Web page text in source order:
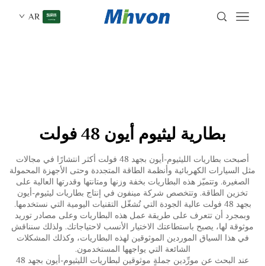
AR
بطارية ليثيوم أيون 48 فولت
أصبحت بطاريات الليثيوم-أيون بجهد 48 فولت أكثر انتشارًا في مجالات
مثل السيارات الكهربائية وأنظمة الطاقة المتجددة وحتى الأجهزة المحمولة
الصغيرة. وتتميّز هذه البطاريات بخفة وزنها ومتانتها وقدرتها العالية على
تخزين الطاقة. وتتخصص شركة مينفون في إنتاج بطاريات ليثيوم-أيون
بجهد 48 فولت عالية الجودة التي تُشغّل التقنيات اليومية التي نستخدمها.
وبمجرد أن تتعرف على طريقة عمل هذه البطاريات وعلى مصادر توريد
موثوقة لها، يصبح باستطاعتك الاختيار الأنسب لاحتياجاتك. ولذلك سنناقش
في هذا السياق الموردين الموثوقين لهذه البطاريات، وكذلك المشكلات
الشائعة التي يواجهها المستخدمون.
عند البحث عن مورِّدين جملةٍ موثوقين لبطاريات الليثيوم-أيون بجهد 48